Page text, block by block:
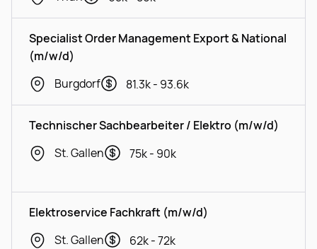
Specialist Order Management Export & National
(m/w/d)
Burgdorf
81.3k - 93.6k
Technischer Sachbearbeiter / Elektro (m/w/d)
St. Gallen
75k - 90k
Elektroservice Fachkraft (m/w/d)
St. Gallen
62k - 72k